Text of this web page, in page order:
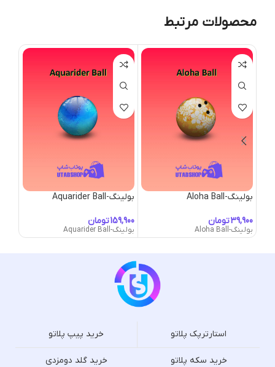
محصولات مرتبط
بولینگ-Aloha Ball
تومان
بولینگ-Aloha Ball
بولینگ-Aquarider Ball
تومان
بولینگ-Aquarider Ball
استارترپک پلاتو خرید پیپ پلاتو
خرید سکه پلاتو خرید گلد دومزدی